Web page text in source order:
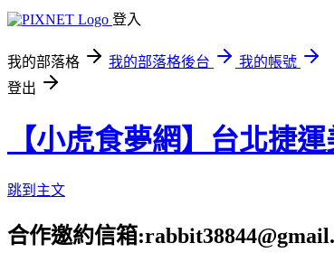
登入
我的部落格 我的部落格後台
我的帳號
登出
【小虎食夢網】台北捷
跳到主文
合作邀約信箱